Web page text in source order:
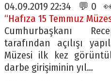
04.09.2019 22:34 💬 0
“Hafıza 15 Temmuz
Cumhurbaşkanı
tarafından açılışı
Müzesi ilk kez
darbe girişiminin yıl…